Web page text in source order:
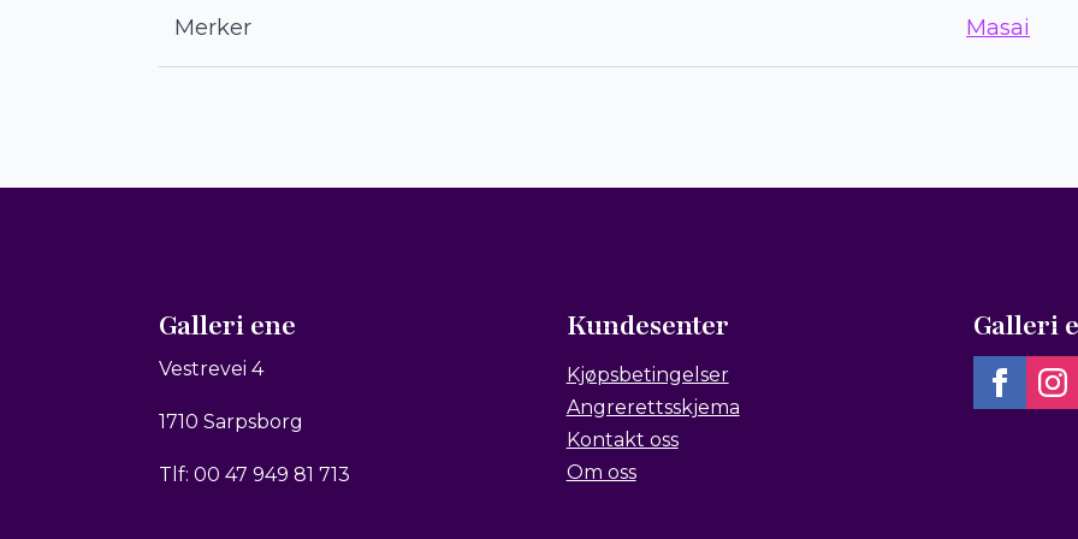
Merker Masai
Galleri ene
Vestrevei 4
1710 Sarpsborg
Tlf: 00 47 949 81 713
Kundesenter
Kjøpsbetingelser
Angrerettsskjema
Kontakt oss
Om oss
Galleri